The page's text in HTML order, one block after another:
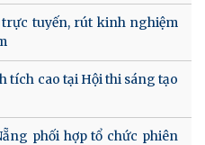
tuyến, rút kinh nghiệm
tích cao tại Hội thi sáng tạo
phối hợp tổ chức phiên